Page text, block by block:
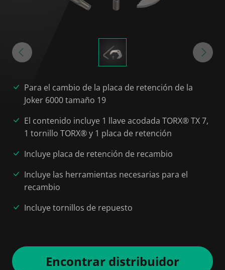
Para el cambio de la placa de retención de la
Joker 6000 tamaño 19
El contenido incluye 1 llave acodada TORX® TX 7,
1 tornillo TORX® y 1 placa de retención
Incluye placa de retención de recambio
Incluye las herramientas necesarias para el
recambio
Incluye tornillos de repuesto
Encontrar distribuidor